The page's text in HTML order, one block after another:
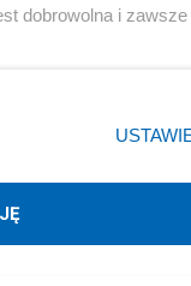
dobrowolna i zawsze
Preferencje będą
internetowych.
Twoich